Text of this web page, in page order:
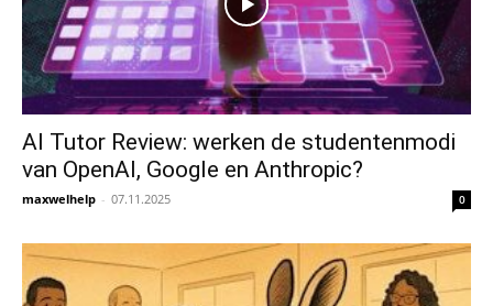
AI Tutor Review: werken de studentenmodi
van OpenAI, Google en Anthropic?
maxwelhelp - 07.11.2025 0